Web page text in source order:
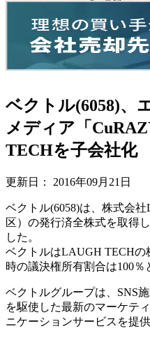
ベクトル(6058)、
メディア「
TECHを子会社化
更新日： 2016年09月21日
ベクトル(6058)は、株式会
区）の発行済全株式を取得
した。
ベクトルはLAUGH TECHの
時の議決権所有割合は100％
ベクトルグループは、SNS
を駆使した最新のマーケテ
ニケーションサービスを提供